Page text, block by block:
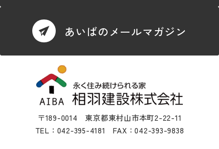
あいばのメールマガジン
〒189-0014 東京都東村山市本町2-22-11
TEL：042-395-4181 FAX：042-393-9838